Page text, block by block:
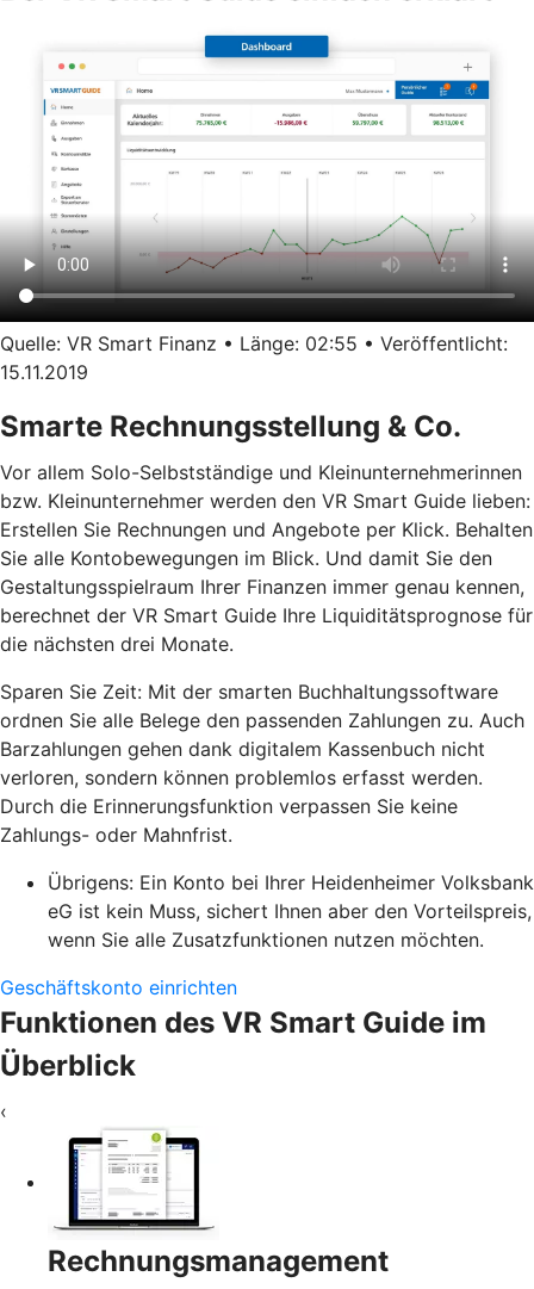
Quelle: VR Smart Finanz • Länge: 02:55 • Veröffentlicht:
15.11.2019
Smarte Rechnungsstellung & Co.
Vor allem Solo-Selbstständige und Kleinunternehmerinnen
bzw. Kleinunternehmer werden den VR Smart Guide lieben:
Erstellen Sie Rechnungen und Angebote per Klick. Behalten
Sie alle Kontobewegungen im Blick. Und damit Sie den
Gestaltungsspielraum Ihrer Finanzen immer genau kennen,
berechnet der VR Smart Guide Ihre Liquiditätsprognose für
die nächsten drei Monate.
Sparen Sie Zeit: Mit der smarten Buchhaltungssoftware
ordnen Sie alle Belege den passenden Zahlungen zu. Auch
Barzahlungen gehen dank digitalem Kassenbuch nicht
verloren, sondern können problemlos erfasst werden.
Durch die Erinnerungsfunktion verpassen Sie keine
Zahlungs- oder Mahnfrist.
Übrigens: Ein Konto bei Ihrer Heidenheimer Volksbank
eG ist kein Muss, sichert Ihnen aber den Vorteilspreis,
wenn Sie alle Zusatzfunktionen nutzen möchten.
Geschäftskonto einrichten
Funktionen des VR Smart Guide im
Überblick
‹
Rechnungsmanagement